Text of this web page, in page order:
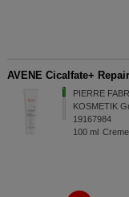
AVENE Cicalfate+
PIERRE
KOSMETIK
19167984
100 ml Creme